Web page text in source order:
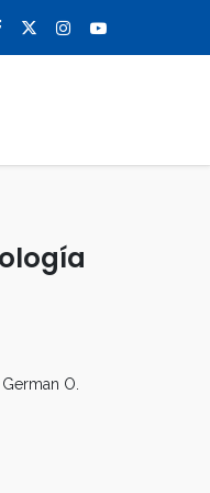
O.